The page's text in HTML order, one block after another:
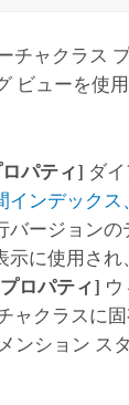
チャクラス
ビューを使
パティ] ダ
インデック
バージョンの
に使用され、
ロパティ]
ャクラスに
ンション ス